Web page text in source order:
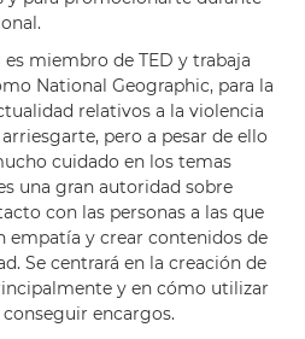
es miembro de TED y trabaja
National Geographic, para la
relativos a la violencia
pero a pesar de ello
cuidado en los temas
una gran autoridad sobre
con las personas a las que
empatía y crear contenidos de
Se centrará en la creación de
y en cómo utilizar
conseguir encargos.